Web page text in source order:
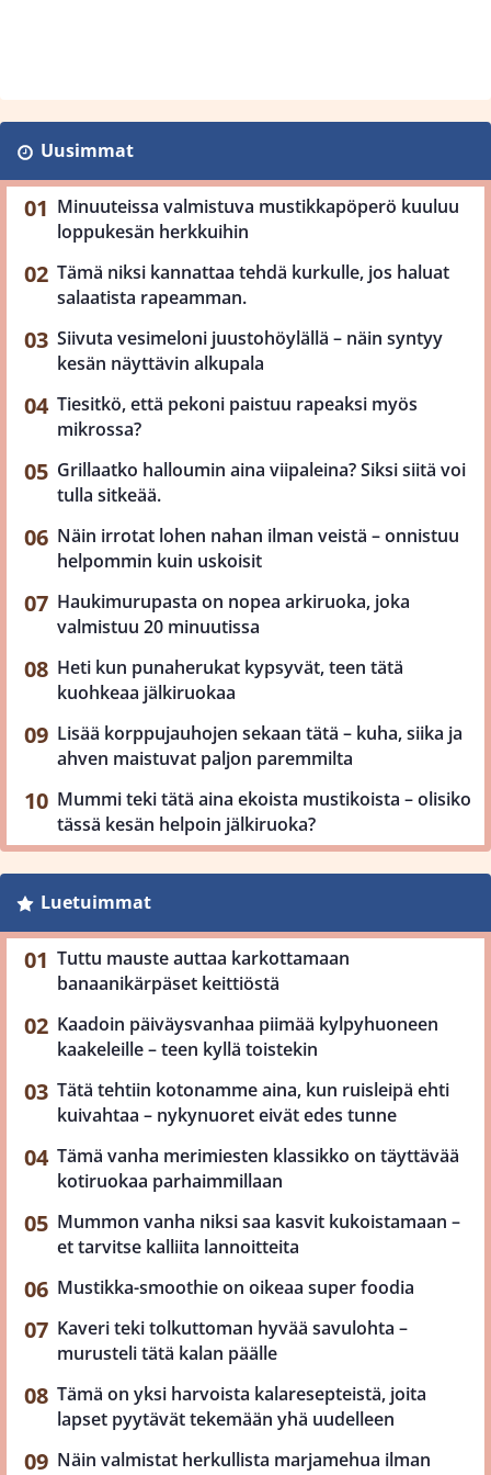
Uusimmat
Minuuteissa valmistuva mustikkapöperö kuuluu
loppukesän herkkuihin
Tämä niksi kannattaa tehdä kurkulle, jos haluat
salaatista rapeamman.
Siivuta vesimeloni juustohöylällä – näin syntyy
kesän näyttävin alkupala
Tiesitkö, että pekoni paistuu rapeaksi myös
mikrossa?
Grillaatko halloumin aina viipaleina? Siksi siitä voi
tulla sitkeää.
Näin irrotat lohen nahan ilman veistä – onnistuu
helpommin kuin uskoisit
Haukimurupasta on nopea arkiruoka, joka
valmistuu 20 minuutissa
Heti kun punaherukat kypsyvät, teen tätä
kuohkeaa jälkiruokaa
Lisää korppujauhojen sekaan tätä – kuha, siika ja
ahven maistuvat paljon paremmilta
Mummi teki tätä aina ekoista mustikoista – olisiko
tässä kesän helpoin jälkiruoka?
Luetuimmat
Tuttu mauste auttaa karkottamaan
banaanikärpäset keittiöstä
Kaadoin päiväysvanhaa piimää kylpyhuoneen
kaakeleille – teen kyllä toistekin
Tätä tehtiin kotonamme aina, kun ruisleipä ehti
kuivahtaa – nykynuoret eivät edes tunne
Tämä vanha merimiesten klassikko on täyttävää
kotiruokaa parhaimmillaan
Mummon vanha niksi saa kasvit kukoistamaan –
et tarvitse kalliita lannoitteita
Mustikka-smoothie on oikeaa super foodia
Kaveri teki tolkuttoman hyvää savulohta –
murusteli tätä kalan päälle
Tämä on yksi harvoista kalaresepteistä, joita
lapset pyytävät tekemään yhä uudelleen
Näin valmistat herkullista marjamehua ilman